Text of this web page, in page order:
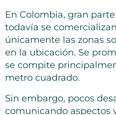
En Colombia, gran
todavía se
únicamente las zonas
en la ubicación. Se
se compite
metro cuadrado.
Sin embargo, pocos
comunicando aspectos